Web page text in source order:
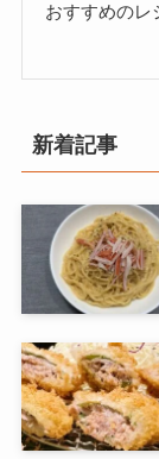
おすすめのレ
新着記事